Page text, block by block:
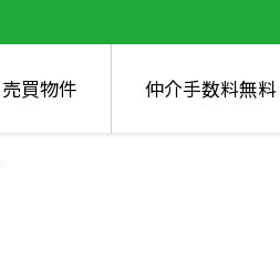
売買物件 仲介手数料無料